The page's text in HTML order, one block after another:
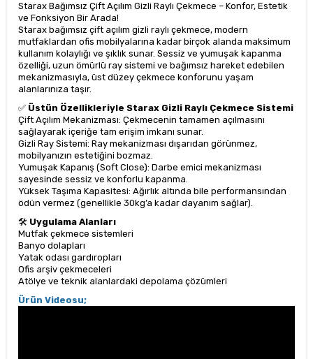
Starax Bağımsız Çift Açılım Gizli Raylı Çekmece – Konfor, Estetik
ve Fonksiyon Bir Arada!
Starax bağımsız çift açılım gizli raylı çekmece, modern
mutfaklardan ofis mobilyalarına kadar birçok alanda maksimum
kullanım kolaylığı ve şıklık sunar. Sessiz ve yumuşak kapanma
özelliği, uzun ömürlü ray sistemi ve bağımsız hareket edebilen
mekanizmasıyla, üst düzey çekmece konforunu yaşam
alanlarınıza taşır.
✅ Üstün Özellikleriyle Starax Gizli Raylı Çekmece Sistemi
Çift Açılım Mekanizması: Çekmecenin tamamen açılmasını
sağlayarak içeriğe tam erişim imkanı sunar.
Gizli Ray Sistemi: Ray mekanizması dışarıdan görünmez,
mobilyanızın estetiğini bozmaz.
Yumuşak Kapanış (Soft Close): Darbe emici mekanizması
sayesinde sessiz ve konforlu kapanma.
Yüksek Taşıma Kapasitesi: Ağırlık altında bile performansından
ödün vermez (genellikle 30kg’a kadar dayanım sağlar).
🛠 Uygulama Alanları
Mutfak çekmece sistemleri
Banyo dolapları
Yatak odası gardıropları
Ofis arşiv çekmeceleri
Atölye ve teknik alanlardaki depolama çözümleri
Ürün Videosu;